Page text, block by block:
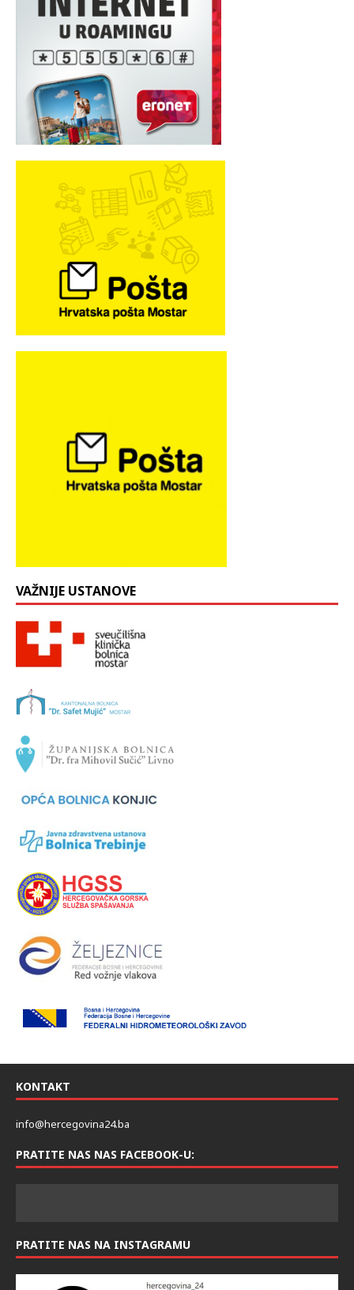
VAŽNIJE USTANOVE
KONTAKT
info@hercegovina24.ba
PRATITE NAS NAS FACEBOOK-U:
PRATITE NAS NA INSTAGRAMU